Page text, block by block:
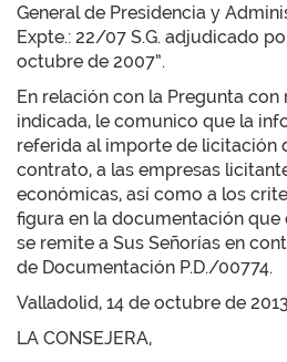
General de Presidencia y
Expte.: 22/07 S.G. adjudicado
octubre de 2007”.
En relación con la Pregunta
indicada, le comunico que la
referida al importe de licitación
contrato, a las empresas
económicas, así como a los
figura en la documentación
se remite a Sus Señorías en
de Documentación P.D./00774.
Valladolid, 14 de octubre de
LA CONSEJERA,